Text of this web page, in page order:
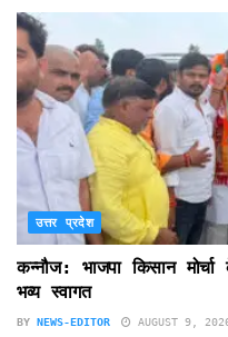
उत्तर प्रदेश
कन्नौज: भाजपा किसान
भव्य स्वागत
BY NEWS-EDITOR AUGUST 9,